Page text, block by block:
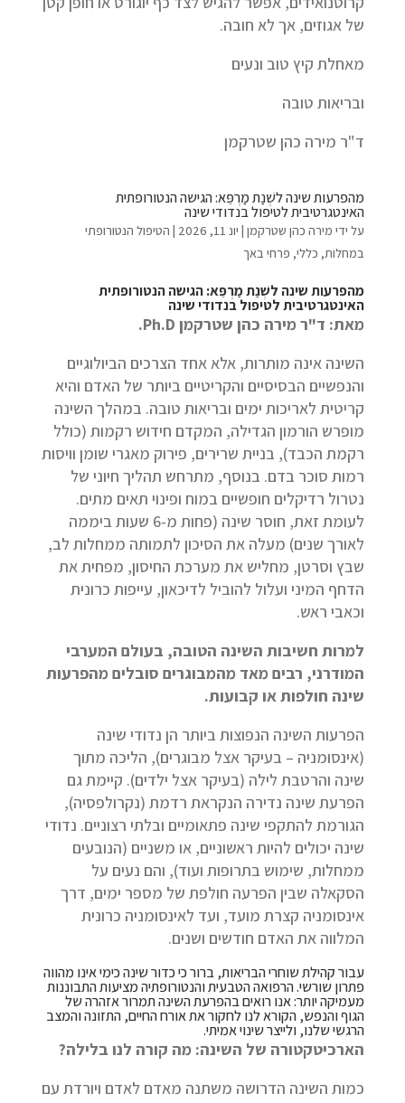
של אגוזים, אך לא חובה.
מאחלת קיץ טוב ונעים
ובריאות טובה
ד"ר מירה כהן שטרקמן
מהפרעות שינה לשְׁנַת מַרְפֵּא: הגישה הנטורופתית
האינטגרטיבית לטיפול בנדודי שינה
על ידי מירה כהן שטרקמן| יונ 11, 2026 | הטיפול הנטורופתי
במחלות, כללי, פרחי באך
מהפרעות שינה לשְׁנַת מַרְפֵּא:הגישה הנטורופתית
האינטגרטיבית לטיפול בנדודי שינה
מאת: ד"ר מירה כהן שטרקמן Ph.D.
השינה אינה מותרות, אלא אחד הצרכים הביולוגיים
והנפשיים הבסיסיים והקריטיים ביותר של האדם והיא
קריטית לאריכות ימים ובריאות טובה. במהלך השינה
מופרש הורמון הגדילה, המקדם חידוש רקמות (כולל
רקמת הכבד), בניית שרירים, פירוק מאגרי שומן וויסות
רמות סוכר בדם. בנוסף, מתרחש תהליך חיוני של
נטרול רדיקלים חופשיים במוח ופינוי תאים מתים.
לעומת זאת, חוסר שינה (פחות מ-6 שעות ביממה
לאורך שנים) מעלה את הסיכון לתמותה ממחלות לב,
שבץ וסרטן, מחליש את מערכת החיסון, מפחית את
הדחף המיני ועלול להוביל לדיכאון, עייפות כרונית
וכאבי ראש.
למרות חשיבות השינה הטובה, בעולם המערבי
המודרני, רבים מאד מהמבוגרים סובלים מהפרעות
שינה חולפות או קבועות.
הפרעות השינה הנפוצות ביותר הן נדודי שינה
(אינסומניה – בעיקר אצל מבוגרים), הליכה מתוך
שינה והרטבת לילה (בעיקר אצל ילדים). קיימת גם
הפרעת שינה נדירה הנקראת רדמת (נקרולפסיה),
הגורמת להתקפי שינה פתאומיים ובלתי רצוניים. נדודי
שינה יכולים להיות ראשוניים, או משניים (הנובעים
ממחלות, שימוש בתרופות ועוד), והם נעים על
הסקאלה שבין הפרעה חולפת של מספר ימים, דרך
אינסומניה קצרת מועד, ועד לאינסומניה כרונית
המלווה את האדם חודשים ושנים.
עבור קהילת שוחרי הבריאות, ברור כי כדור שינה כימי אינו מהווה
פתרון שורשי. הרפואה הטבעית והנטורופתיה מציעות התבוננות
מעמיקה יותר: אנו רואים בהפרעת השינה תמרור אזהרה של
הגוף והנפש, הקורא לנו לחקור את אורח החיים, התזונה והמצב
הרגשי שלנו, ולייצר שינוי אמיתי.
הארכיטקטורה של השינה: מה קורה לנו בלילה?
כמות השינה הדרושה משתנה מאדם לאדם ויורדת עם